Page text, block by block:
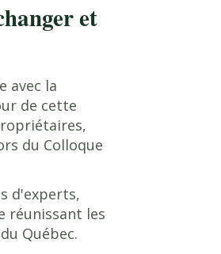
et
avec la
de cette
du Colloque
d'experts,
réunissant les
Québec.